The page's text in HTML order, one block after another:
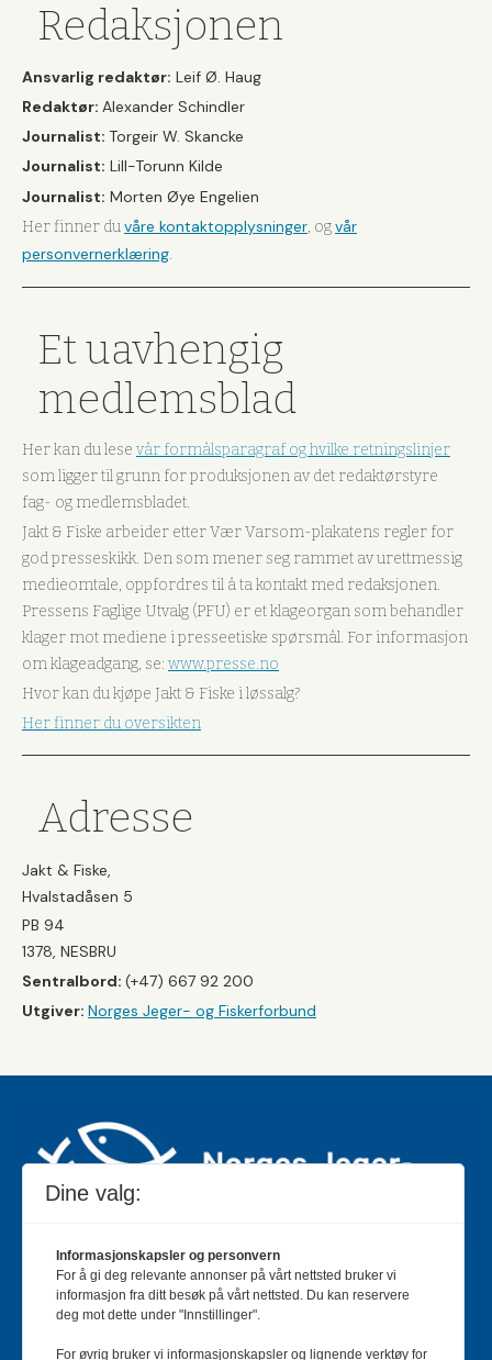
Redaksjonen
Ansvarlig redaktør: Leif Ø. Haug
Redaktør: Alexander Schindler
Journalist: Torgeir W. Skancke
Journalist: Lill-Torunn Kilde
Journalist: Morten Øye Engelien
Her finner duvåre kontaktopplysninger, ogvår
personvernerklæring.
Et uavhengig
medlemsblad
Her kan du lese vår formålsparagraf og hvilke retningslinjer
som ligger til grunn for produksjonen av det redaktørstyre
fag- og medlemsbladet.
Jakt & Fiske arbeider etter Vær Varsom-plakatens regler for
god presseskikk. Den som mener seg rammet av urettmessig
medieomtale, oppfordres til å ta kontakt med redaksjonen.
Pressens Faglige Utvalg (PFU) er et klageorgan som behandler
klager mot mediene i presseetiske spørsmål. For informasjon
om klageadgang, se: www.presse.no
Hvor kan du kjøpe Jakt & Fiske i løssalg?
Her finner du oversikten
Adresse
Jakt & Fiske,
Hvalstadåsen 5
PB 94
1378, NESBRU
Sentralbord: (+47) 667 92 200
Utgiver: Norges Jeger- og Fiskerforbund
Jakt & Fiske er landets største og eldste magasin for
jakt- og fiskeinteresserte med 195 000 månedlige
Dine valg:
Informasjonskapsler og personvern
For å gi deg relevante annonser på vårt nettsted bruker vi
informasjon fra ditt besøk på vårt nettsted. Du kan reservere
deg mot dette under "Innstillinger".
For øvrig bruker vi informasjonskapsler og lignende verktøy for